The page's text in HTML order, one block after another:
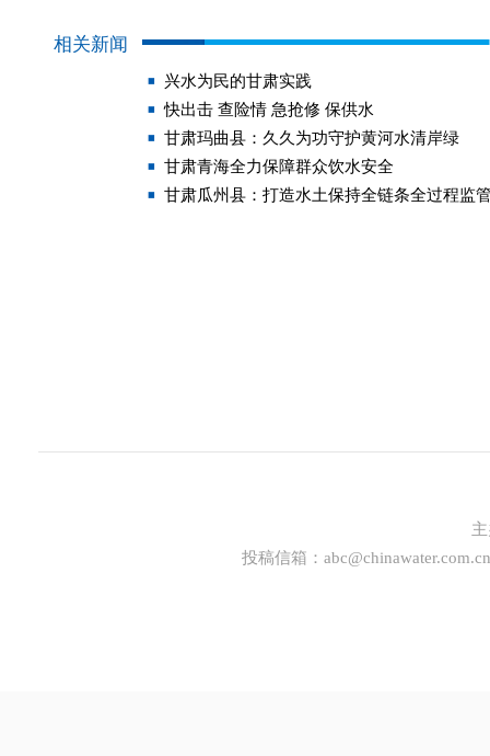
相关新闻
兴水为民的甘肃实践
快出击 查险情 急抢修 保供水
甘肃玛曲县：久久为功守护黄河水清岸绿
甘肃青海全力保障群众饮水安全
甘肃瓜州县：打造水土保持全链条全过程监
投稿信箱： abc@chinawater.com.cn